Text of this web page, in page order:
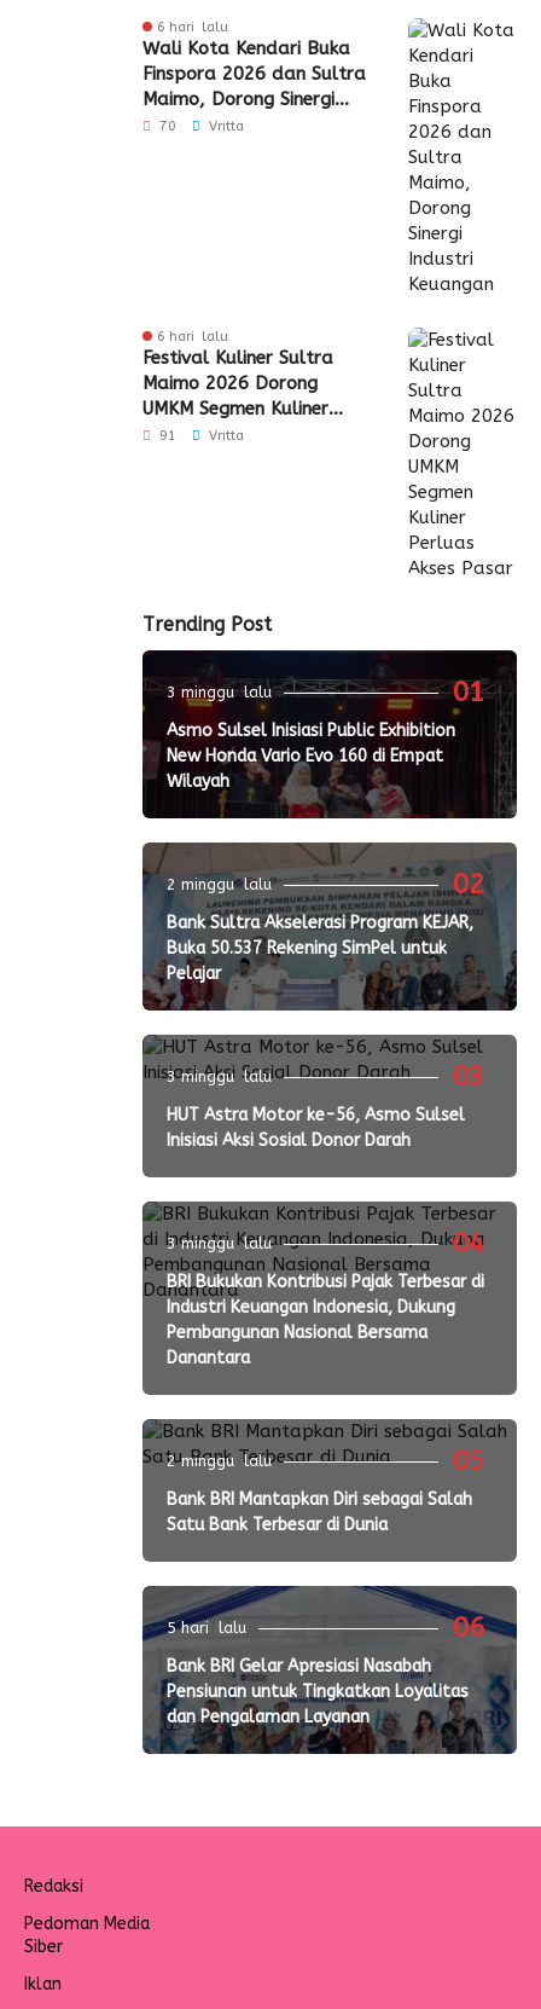
6 hari lalu
Wali Kota Kendari Buka
Finspora 2026 dan Sultra
Maimo, Dorong Sinergi
Industri Keuangan
70 Vritta
6 hari lalu
Festival Kuliner Sultra
Maimo 2026 Dorong
UMKM Segmen Kuliner
Perluas Akses Pasar
91 Vritta
Trending Post
01
3 minggu lalu
Asmo Sulsel Inisiasi Public Exhibition
New Honda Vario Evo 160 di Empat
Wilayah
02
2 minggu lalu
Bank Sultra Akselerasi Program KEJAR,
Buka 50.537 Rekening SimPel untuk
Pelajar
03
3 minggu lalu
HUT Astra Motor ke-56, Asmo Sulsel
Inisiasi Aksi Sosial Donor Darah
04
3 minggu lalu
BRI Bukukan Kontribusi Pajak Terbesar di
Industri Keuangan Indonesia, Dukung
Pembangunan Nasional Bersama
Danantara
05
2 minggu lalu
Bank BRI Mantapkan Diri sebagai Salah
Satu Bank Terbesar di Dunia
06
5 hari lalu
Bank BRI Gelar Apresiasi Nasabah
Pensiunan untuk Tingkatkan Loyalitas
dan Pengalaman Layanan
Redaksi
Pedoman Media
Siber
Iklan